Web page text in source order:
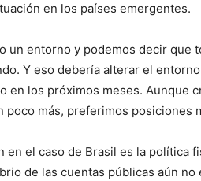
en los países emergentes.
un entorno y podemos decir que
Y eso debería alterar el
en los próximos meses. Aunque
poco más, preferimos posiciones
en el caso de Brasil es la política
de las cuentas públicas aún no